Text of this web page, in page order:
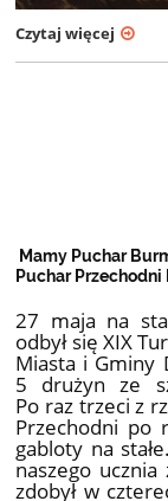
Czytaj więcej
Mamy Puchar
Puchar
27 maja na
odbył się XIX
Miasta i Gminy
5 drużyn ze
Po raz trzeci z
Przechodni po
gabloty na
naszego
zdobył w